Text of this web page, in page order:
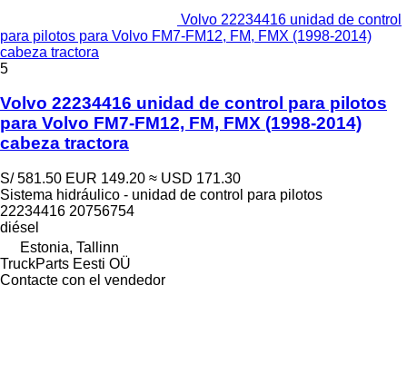
Volvo 22234416 unidad de control
para pilotos para Volvo FM7-FM12, FM, FMX (1998-2014)
cabeza tractora
5
Volvo 22234416 unidad de control para pilotos
para Volvo FM7-FM12, FM, FMX (1998-2014)
cabeza tractora
S/ 581.50 EUR 149.20 ≈ USD 171.30
Sistema hidráulico - unidad de control para pilotos
22234416 20756754
diésel
Estonia, Tallinn
TruckParts Eesti OÜ
Contacte con el vendedor